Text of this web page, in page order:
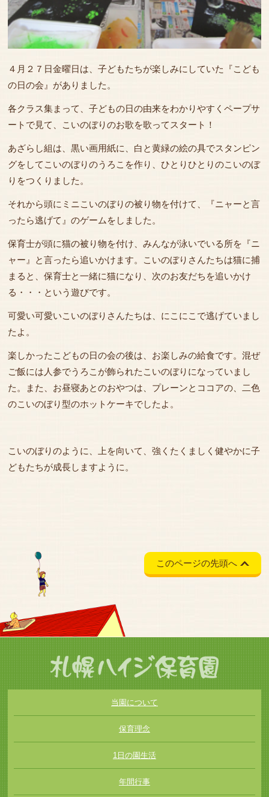
４月２７日金曜日は、子どもたちが楽しみにしていた『こども
の日の会』がありました。
各クラス集まって、子どもの日の由来をわかりやすくペープサ
ートで見て、こいのぼりのお歌を歌ってスタート！
あざらし組は、黒い画用紙に、白と黄緑の絵の具でスタンピン
グをしてこいのぼりのうろこを作り、ひとりひとりのこいのぼ
りをつくりました。
それから頭にミニこいのぼりの被り物を付けて、『ニャーと言
ったら逃げて』のゲームをしました。
保育士が頭に猫の被り物を付け、みんなが泳いでいる所を『ニ
ャー』と言ったら追いかけます。こいのぼりさんたちは猫に捕
まると、保育士と一緒に猫になり、次のお友だちを追いかけ
る・・・という遊びです。
可愛い可愛いこいのぼりさんたちは、にこにこで逃げていまし
たよ。
楽しかったこどもの日の会の後は、お楽しみの給食です。混ぜ
ご飯には人参でうろこが飾られたこいのぼりになっていまし
た。また、お昼寝あとのおやつは、プレーンとココアの、二色
のこいのぼり型のホットケーキでしたよ。
こいのぼりのように、上を向いて、強くたくましく健やかに子
どもたちが成長しますように。
このページの先頭へ
当園について
保育理念
1日の園生活
年間行事